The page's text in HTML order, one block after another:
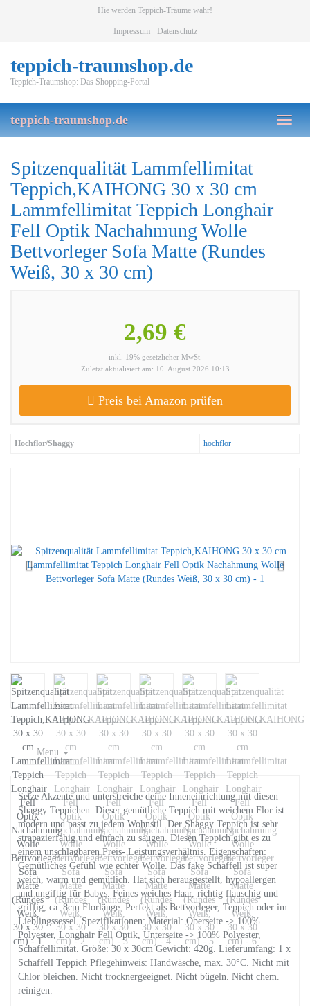
Hie werden Teppich-Träume wahr!
Impressum Datenschutz
teppich-traumshop.de
Teppich-Traumshop: Das Shopping-Portal
Toggle
teppich-traumshop.de
Spitzenqualität Lammfellimitat
Teppich,KAIHONG 30 x 30 cm
Lammfellimitat Teppich Longhair
Fell Optik Nachahmung Wolle
Bettvorleger Sofa Matte (Rundes
Weiß, 30 x 30 cm)
2,69 €
inkl. 19% gesetzlicher MwSt.
Zuletzt aktualisiert am: 10. August 2026 10:13
Preis bei Amazon prüfen
Hochflor/Shaggy hochflor
Menu
Setze Akzente und unterstreiche deine Inneneinrichtung mit diesen
Shaggy Teppichen. Dieser gemütliche Teppich mit weichem Flor ist
modern und passt zu jedem Wohnstil. Der Shaggy Teppich ist sehr
strapazierfähig und einfach zu saugen. Diesen Teppich gibt es zu
einem unschlagbaren Preis- Leistungsverhältnis. Eigenschaften:
Gemütliches Gefühl wie echter Wolle. Das fake Schaffell ist super
weich, warm und gemütlich. Hat sich herausgestellt, hypoallergen
und ungiftig für Babys. Feines weiches Haar, richtig flauschig und
griffig, ca. 8cm Florlänge. Perfekt als Bettvorleger, Teppich oder im
Lieblingssessel. Spezifikationen: Material: Oberseite -> 100%
Polyester, Longhair Fell Optik, Unterseite -> 100% Polyester,
Schaffellimitat. Größe: 30 x 30cm Gewicht: 420g. Lieferumfang: 1 x
Schaffell Teppich Pflegehinweis: Handwäsche, max. 30°C. Nicht mit
Chlor bleichen. Nicht trocknergeeignet. Nicht bügeln. Nicht chem.
reinigen.